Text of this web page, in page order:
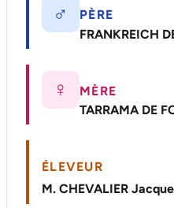
♂
PÈRE
FRANKREICH
♀
MÈRE
TARRAMA DE
ÉLEVEUR
M. CHEVALIER